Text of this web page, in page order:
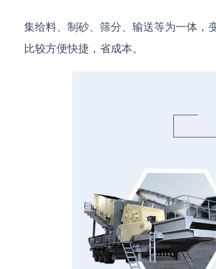
集给料、制砂、筛分、输送等为一体，
比较方便快捷，省成本。